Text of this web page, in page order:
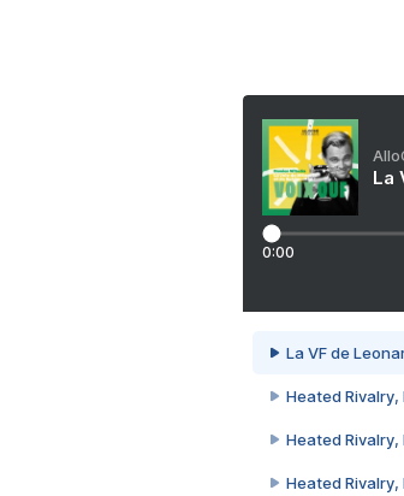
La
0:00
La VF de
Heated
Heated
Heated